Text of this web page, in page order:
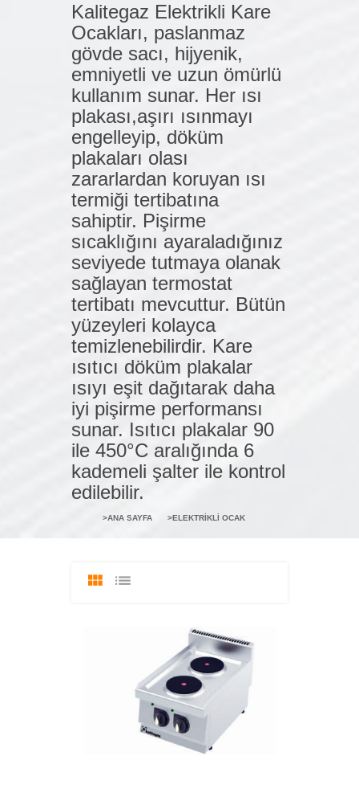
Kalitegaz Elektrikli Kare
Ocakları, paslanmaz
gövde sacı, hijyenik,
emniyetli ve uzun ömürlü
kullanım sunar. Her ısı
plakası,aşırı ısınmayı
engelleyip, döküm
plakaları olası
zararlardan koruyan ısı
termiği tertibatına
sahiptir. Pişirme
sıcaklığını ayaraladığınız
seviyede tutmaya olanak
sağlayan termostat
tertibatı mevcuttur. Bütün
yüzeyleri kolayca
temizlenebilirdir. Kare
ısıtıcı döküm plakalar
ısıyı eşit dağıtarak daha
iyi pişirme performansı
sunar. Isıtıcı plakalar 90
ile 450°C aralığında 6
kademeli şalter ile kontrol
edilebilir.
ANA SAYFA ELEKTRIKLI OCAK